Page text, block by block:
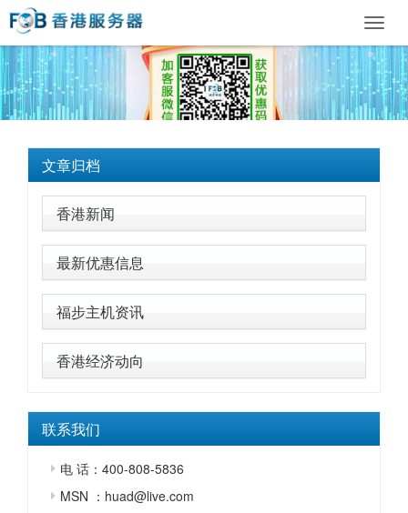
文章归档
香港新闻
最新优惠信息
福步主机资讯
香港经济动向
联系我们
电 话：400-808-5836
MSN ：huad@live.com